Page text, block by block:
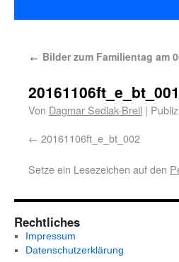
← Bilder zum Familientag am
20161106ft_e_bt_001
Von Dagmar Sedlak-Breil |
20161106ft_e_bt_002
Setze ein Lesezeichen auf den
Rechtliches
Impressum
Datenschutzerklärung